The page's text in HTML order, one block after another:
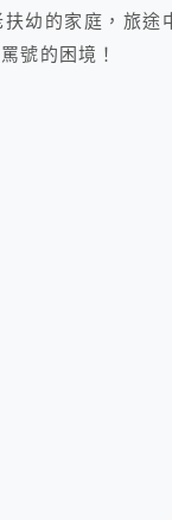
幼的家庭，旅途
號的困境！